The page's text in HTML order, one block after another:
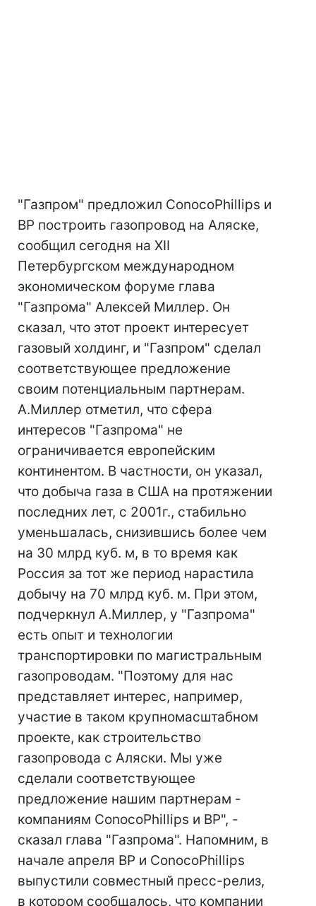
"Газпром" предложил ConocoPhillips и
BP построить газопровод на Аляске,
сообщил сегодня на XII
Петербургском международном
экономическом форуме глава
"Газпрома" Алексей Миллер. Он
сказал, что этот проект интересует
газовый холдинг, и "Газпром" сделал
соответствующее предложение
своим потенциальным партнерам.
А.Миллер отметил, что сфера
интересов "Газпрома" не
ограничивается европейским
континентом. В частности, он указал,
что добыча газа в США на протяжении
последних лет, с 2001г., стабильно
уменьшалась, снизившись более чем
на 30 млрд куб. м, в то время как
Россия за тот же период нарастила
добычу на 70 млрд куб. м. При этом,
подчеркнул А.Миллер, у "Газпрома"
есть опыт и технологии
транспортировки по магистральным
газопроводам. "Поэтому для нас
представляет интерес, например,
участие в таком крупномасштабном
проекте, как строительство
газопровода с Аляски. Мы уже
сделали соответствующее
предложение нашим партнерам -
компаниям ConocoPhillips и BP", -
сказал глава "Газпрома". Напомним, в
начале апреля BP и ConocoPhillips
выпустили совместный пресс-релиз,
в котором сообщалось, что компании